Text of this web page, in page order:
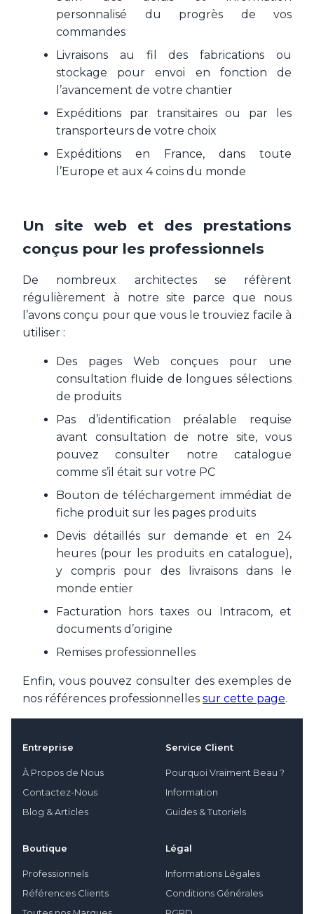
personnalisé du progrès de vos
commandes
Livraisons au fil des fabrications ou
stockage pour envoi en fonction de
l’avancement de votre chantier
Expéditions par transitaires ou par les
transporteurs de votre choix
Expéditions en France, dans toute
l’Europe et aux 4 coins du monde
Un site web et des prestations
conçus pour les professionnels
De nombreux architectes se réfèrent
régulièrement à notre site parce que nous
l’avons conçu pour que vous le trouviez facile à
utiliser :
Des pages Web conçues pour une
consultation fluide de longues sélections
de produits
Pas d’identification préalable requise
avant consultation de notre site, vous
pouvez consulter notre catalogue
comme s’il était sur votre PC
Bouton de téléchargement immédiat de
fiche produit sur les pages produits
Devis détaillés sur demande et en 24
heures (pour les produits en catalogue),
y compris pour des livraisons dans le
monde entier
Facturation hors taxes ou Intracom, et
documents d’origine
Remises professionnelles
Enfin, vous pouvez consulter des exemples de
nos références professionnelles sur cette page.
Entreprise
À Propos de Nous
Contactez-Nous
Blog & Articles
Service Client
Pourquoi Vraiment Beau ?
Information
Guides & Tutoriels
Boutique
Professionnels
Références Clients
Légal
Informations Légales
Conditions Générales